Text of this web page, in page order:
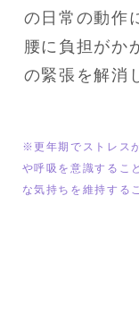
の日常の動作
腰に負担がか
の緊張を解消
※更年期でストレス
や呼吸を意識するこ
な気持ちを維持する